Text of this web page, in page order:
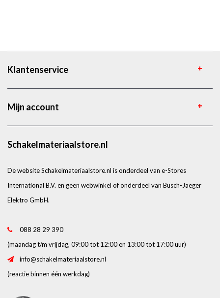
Klantenservice
Mijn account
Schakelmateriaalstore.nl
De website Schakelmateriaalstore.nl is onderdeel van e-Stores
International B.V. en geen webwinkel of onderdeel van Busch-Jaeger
Elektro GmbH.
088 28 29 390
(maandag t/m vrijdag, 09:00 tot 12:00 en 13:00 tot 17:00 uur)
info@schakelmateriaalstore.nl
(reactie binnen één werkdag)